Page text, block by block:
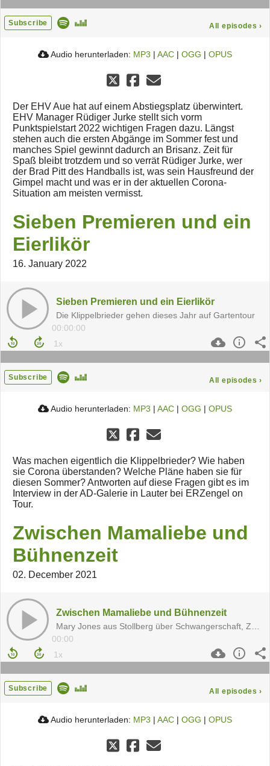
Subscribe All episodes ›
Audio herunterladen: MP3 | AAC | OGG | OPUS
Der EHV Aue hat auf einem Abstiegsplatz überwintert.
EHV Manager Rüdiger Jurke stellt sich vorm
Punktspielstart 2022 wichtigen Fragen dazu. Längst
stehen auch die ersten Abgänge im Sommer fest und
manches Spiel gewinnt dadurch an Brisanz. Zeit für
Spaß bleibt trotzdem und so verrät Rüdiger Jurke, wer
der Brad Pitt des Handballs ist, was sein Hausfreund der
Gimpel macht und was er in der aktuellen Corona-
Situation am meisten vermisst.
Sieben Premieren und ein
Eierlikör
16. January 2022
Sieben Premieren und ein Eierlikör
Die Klippelbrieder gehen dieses Jahr auf Gartentour
00:00:00
Subscribe All episodes ›
Audio herunterladen: MP3 | AAC | OGG | OPUS
Was machen eigentlich die Klippelbrieder? Wie haben
sie Corona überstanden? Welche Pläne haben sie für
diesen Sommer? Antworten auf diese Fragen gibt es im
Interview in der AD-Galerie in Lauter bei ERZengel on
Tour.
Zwischen Mamaliebe und
Bühnenzeit
02. December 2021
Zwischen Mamaliebe und Bühnenzeit
00:00
Subscribe All episodes ›
Audio herunterladen: MP3 | AAC | OGG | OPUS